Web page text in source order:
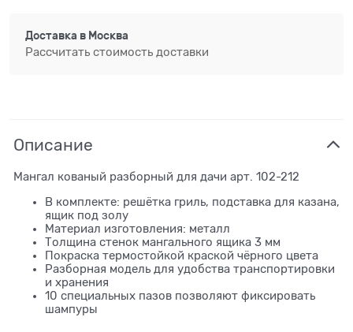
Доставка в Москва
Рассчитать стоимость доставки
Описание
Мангал кованый разборный для дачи арт. 102-212
В комплекте: решётка гриль, подставка для казана,
ящик под золу
Материал изготовления: металл
Толщина стенок мангального ящика 3 мм
Покраска термостойкой краской чёрного цвета
Разборная модель для удобства транспортировки
и хранения
10 специальных пазов позволяют фиксировать
шампуры